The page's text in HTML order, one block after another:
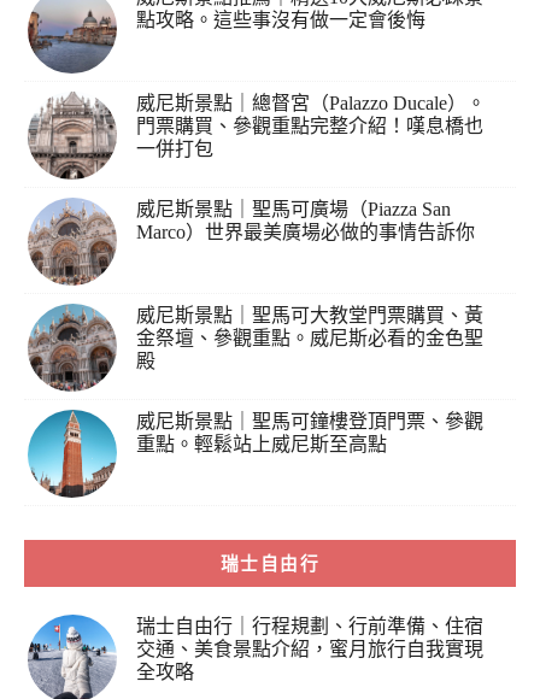
點攻略。這些事沒有做一定會後悔
威尼斯景點｜總督宮（Palazzo Ducale）。
門票購買、參觀重點完整介紹！嘆息橋也
一併打包
威尼斯景點｜聖馬可廣場（Piazza San
Marco）世界最美廣場必做的事情告訴你
威尼斯景點｜聖馬可大教堂門票購買、黃
金祭壇、參觀重點。威尼斯必看的金色聖
殿
威尼斯景點｜聖馬可鐘樓登頂門票、參觀
重點。輕鬆站上威尼斯至高點
瑞士自由行
瑞士自由行｜行程規劃、行前準備、住宿
交通、美食景點介紹，蜜月旅行自我實現
全攻略